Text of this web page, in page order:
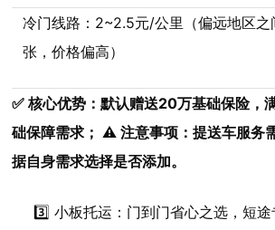
冷门线路：2~2.5元/公里（偏远地区之
张，价格偏高）
✅ 核心优势：默认赠送20万基础保险，
础保障需求； ⚠️ 注意事项：提送车服务
据自身需求选择是否添加。
3️⃣ 小板托运：门到门省心之选，短